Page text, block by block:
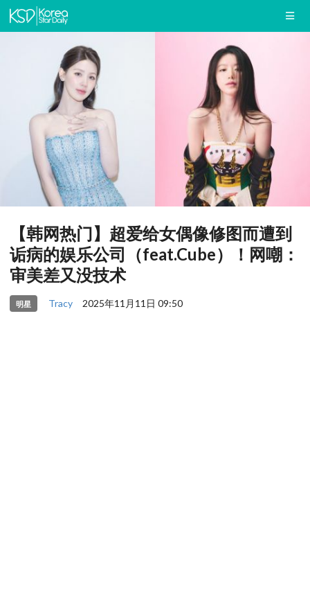
【韩网热门】超爱给女偶像修图而遭到
诟病的娱乐公司（feat.Cube）！网嘲：
审美差又没技术
明星 Tracy 2025年11月11日 09:50